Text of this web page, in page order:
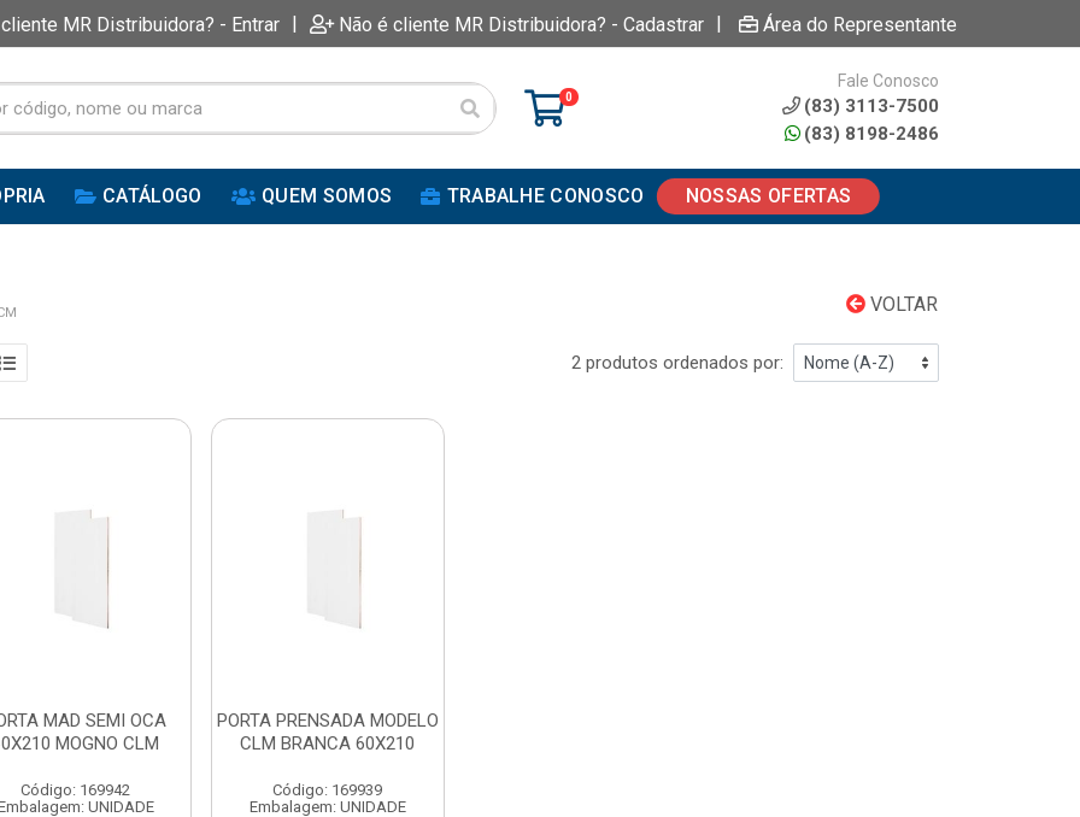
MR Distribuidora? - Entrar | Não é cliente MR Distribuidora? - Cadastrar | Área do Representante
0
Fale Conosco
(83) 3113-7500
(83) 8198-2486
CATÁLOGO QUEM SOMOS TRABALHE CONOSCO NOSSAS OFERTAS
VOLTAR
2 produtos ordenados por:
MAD SEMI OCA
MOGNO CLM
Código: 169942
UNIDADE
PORTA PRENSADA MODELO
CLM BRANCA 60X210
Código: 169939
Embalagem: UNIDADE